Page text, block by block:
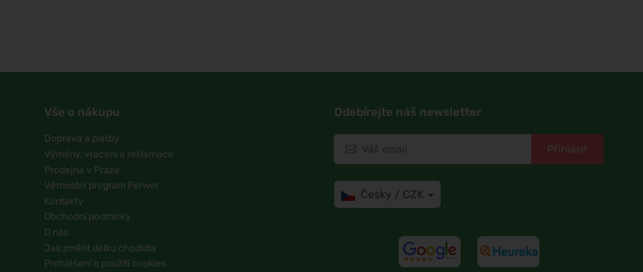
Vše o nákupu
Doprava a platby
Výměny, vrácení a reklamace
Prodejna v Praze
Věrnostní program Ferwer
Kontakty
Obchodní podmínky
O nás
Jak změřit délku chodidla
Prohlášení o použití cookies
Odebírejte náš newsletter
Přihlásit
Česky / CZK